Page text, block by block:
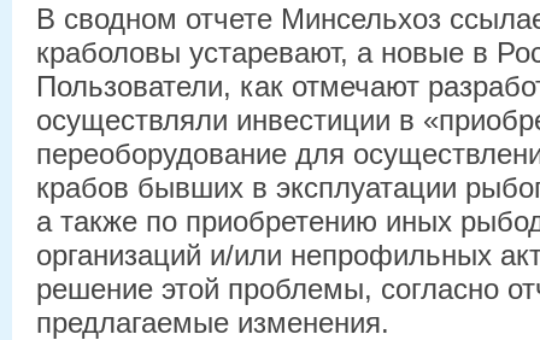
В сводном отчете Минсельхоз
краболовы устаревают, а новые в
Пользователи, как отмечают
осуществляли инвестиции в
переоборудование для
крабов бывших в эксплуатации
а также по приобретению иных
организаций и/или непрофильных
решение этой проблемы, согласно
предлагаемые изменения.